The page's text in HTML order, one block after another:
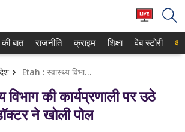
बात राजनीति क्राइम शिक्षा वेब स्टोरी
Etah : स्वास्थ्य विभाग की कार्यप्रणाली पर उठे सवाल, महिला डॉक्टर ने खोली पोल
की कार्यप्रणाली पर उठे
ने खोली पोल